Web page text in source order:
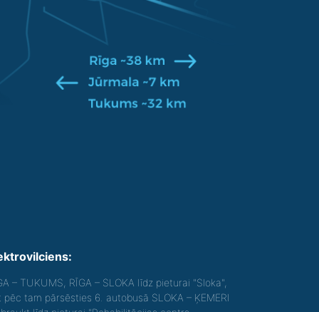
– TUKUMS, RĪGA – SLOKA līdz pieturai "Sloka",
pēc tam pārsēsties 6. autobusā SLOKA – ĶEMERI